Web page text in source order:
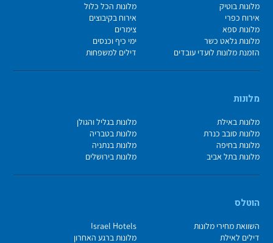
מלונות בוטיק
מלונות הכל כלול
אירוח כפרי
אירוח בקיבוצים
מלונות ספא
צימרים
מלונות גלאט כשר
ימי כיף וכנסים
הזמנת מלונות לועדי עובדים
דילים למשפחות
מלונות
מלונות באילת
מלונות בגליל והגולן
מלונות סובב כנרת
מלונות בטבריה
מלונות בחיפה
מלונות בנתניה
מלונות בתל אביב
מלונות בירושלים
הוטלס
השוואת מחירי מלונות
Israel Hotels
דילים לאילת
מלונות ברגע האחרון